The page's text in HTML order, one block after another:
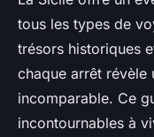
tous les types de
trésors historiques
chaque arrêt révèle
incomparable. Ce
incontournables à